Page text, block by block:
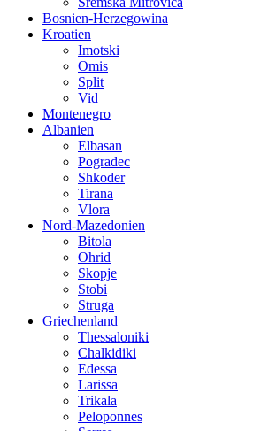
Bosnien-Herzegowina
Kroatien
Imotski
Omis
Split
Vid
Montenegro
Albanien
Elbasan
Pogradec
Shkoder
Tirana
Vlora
Nord-Mazedonien
Bitola
Ohrid
Skopje
Stobi
Struga
Griechenland
Thessaloniki
Chalkidiki
Edessa
Larissa
Trikala
Peloponnes